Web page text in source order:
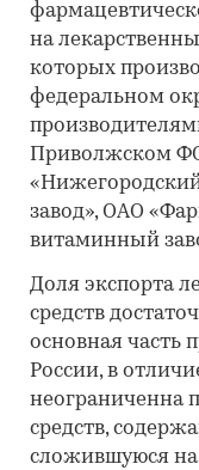
на
которых
федеральном
Приволжском
завод», ОАО
витаминный
Доля экспорта
средств
основная часть
России, в
неограниченна
средств,
сложившуюся